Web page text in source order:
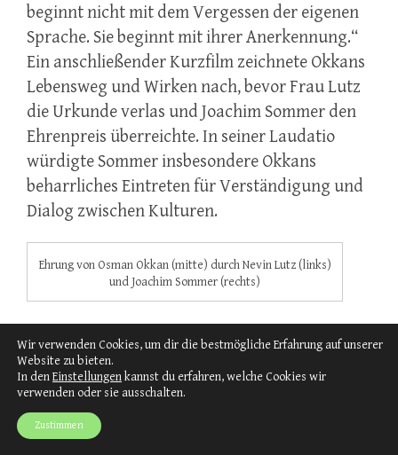
beginnt nicht mit dem Vergessen der eigenen
Sprache. Sie beginnt mit ihrer Anerkennung.“
Ein anschließender Kurzfilm zeichnete Okkans
Lebensweg und Wirken nach, bevor Frau Lutz
die Urkunde verlas und Joachim Sommer den
Ehrenpreis überreichte. In seiner Laudatio
würdigte Sommer insbesondere Okkans
beharrliches Eintreten für Verständigung und
Dialog zwischen Kulturen.
Ehrung von Osman Okkan (mitte) durch Nevin Lutz (links)
und Joachim Sommer (rechts)
Mit langanhaltendem Applaus reagierte das
Wir verwenden Cookies, um dir die bestmögliche Erfahrung auf unserer
Website zu bieten.
In denEinstellungenkannst du erfahren, welche Cookies wir
verwenden oder sie ausschalten.
Zustimmen